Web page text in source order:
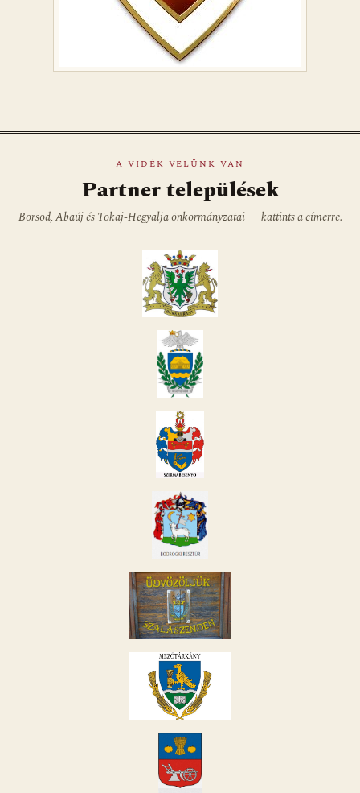
A VIDÉK VELÜNK VAN
Partner települések
Borsod, Abaúj és Tokaj-Hegyalja önkormányzatai — kattints a címerre.